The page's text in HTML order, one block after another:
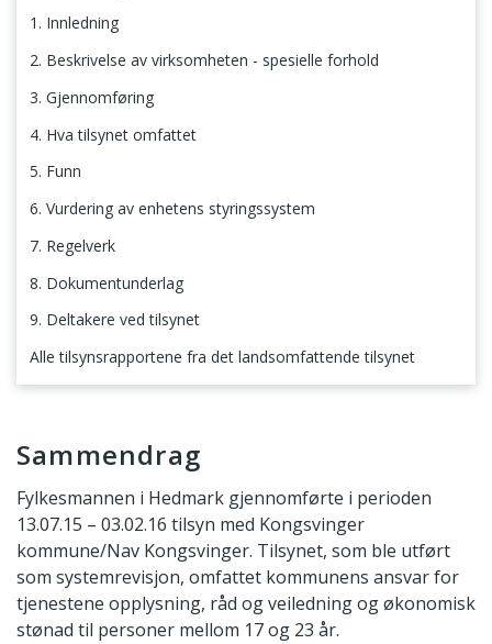
1. Innledning
2. Beskrivelse av virksomheten - spesielle forhold
3. Gjennomføring
4. Hva tilsynet omfattet
5. Funn
6. Vurdering av enhetens styringssystem
7. Regelverk
8. Dokumentunderlag
9. Deltakere ved tilsynet
Alle tilsynsrapportene fra det landsomfattende tilsynet
Sammendrag
Fylkesmannen i Hedmark gjennomførte i perioden
13.07.15 – 03.02.16 tilsyn med Kongsvinger
kommune/Nav Kongsvinger. Tilsynet, som ble utført
som systemrevisjon, omfattet kommunens ansvar for
tjenestene opplysning, råd og veiledning og økonomisk
stønad til personer mellom 17 og 23 år.